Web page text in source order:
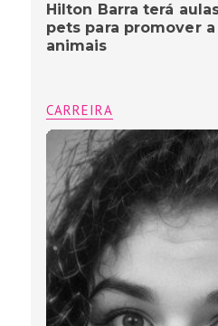
Hilton Barra terá
pets para promover
animais
CARREIRA